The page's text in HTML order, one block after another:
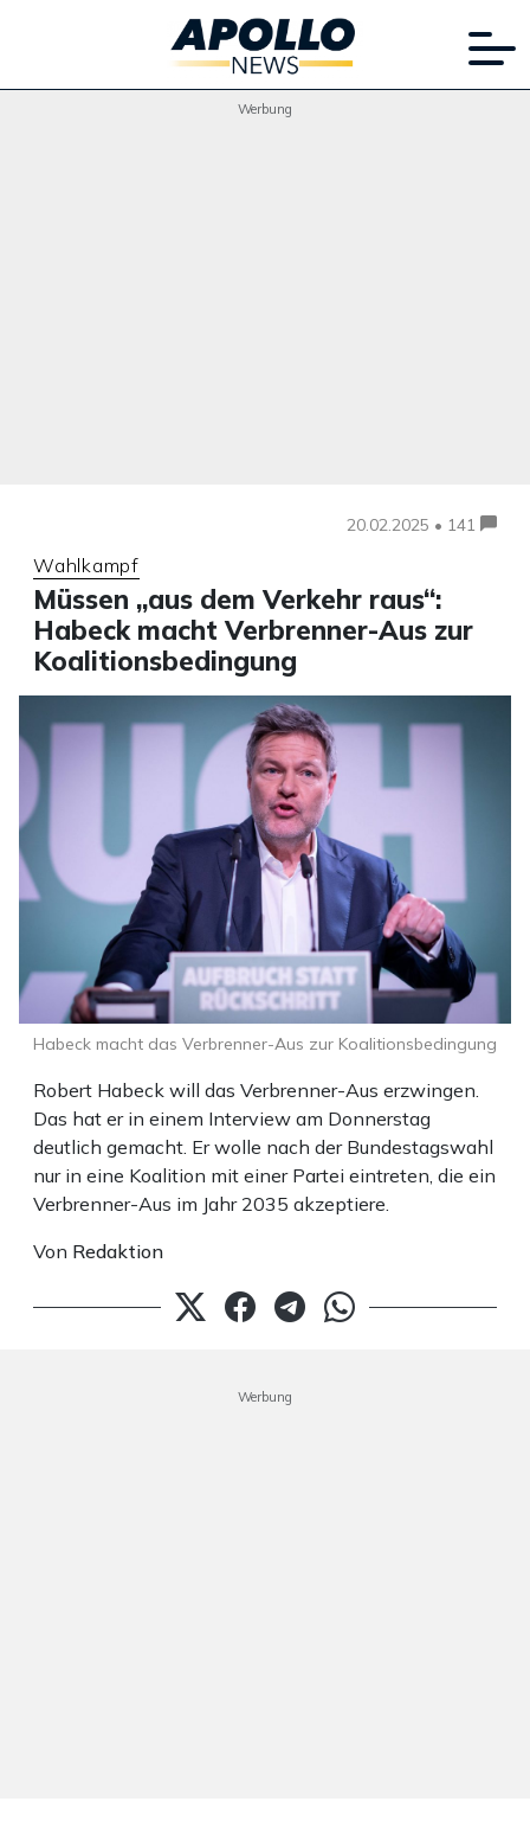
Werbung
20.02.2025 • 141
Wahlkampf
Müssen „aus dem Verkehr raus“:
Habeck macht Verbrenner-Aus zur
Koalitionsbedingung
Robert Habeck will das Verbrenner-Aus erzwingen.
Das hat er in einem Interview am Donnerstag
deutlich gemacht. Er wolle nach der Bundestagswahl
nur in eine Koalition mit einer Partei eintreten, die ein
Verbrenner-Aus im Jahr 2035 akzeptiere.
Von Redaktion
Habeck macht das Verbrenner-Aus zur Koalitionsbedingung
Werbung